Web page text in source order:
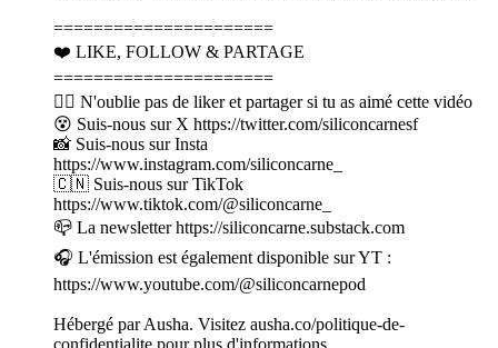
======================
❤️ LIKE, FOLLOW & PARTAGE
======================
👍🏽 N'oublie pas de liker et partager si tu as aimé cette vidéo
😵 Suis-nous sur X https://twitter.com/siliconcarnesf
📸 Suis-nous sur Insta
https://www.instagram.com/siliconcarne_
🇨🇳 Suis-nous sur TikTok
https://www.tiktok.com/@siliconcarne_
📪 La newsletter https://siliconcarne.substack.com
🎧 L'émission est également disponible sur YT :
https://www.youtube.com/@siliconcarnepod
Hébergé par Ausha. Visitez ausha.co/politique-de-